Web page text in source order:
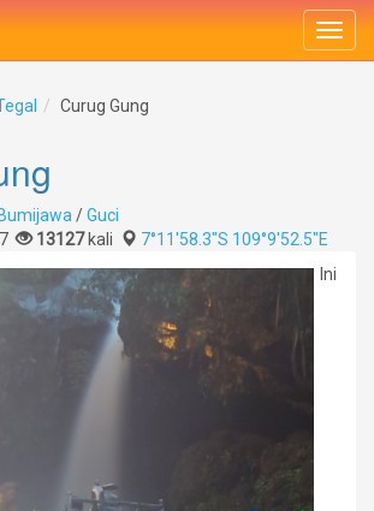
Curug Gung
Bumijawa /Guci
13127kali
7°11'58.3"S 109°9'52.5"E
Ini